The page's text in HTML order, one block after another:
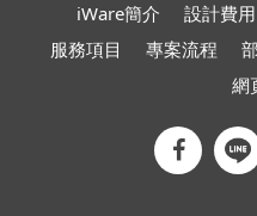
iWare簡介 設計費用
服務項目
專案流程
網